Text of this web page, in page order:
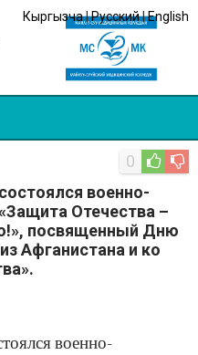
Кыргызча|Русский|English
военно-
Отечества –
посвященный Дню
Афганистана и ко
0
военно-